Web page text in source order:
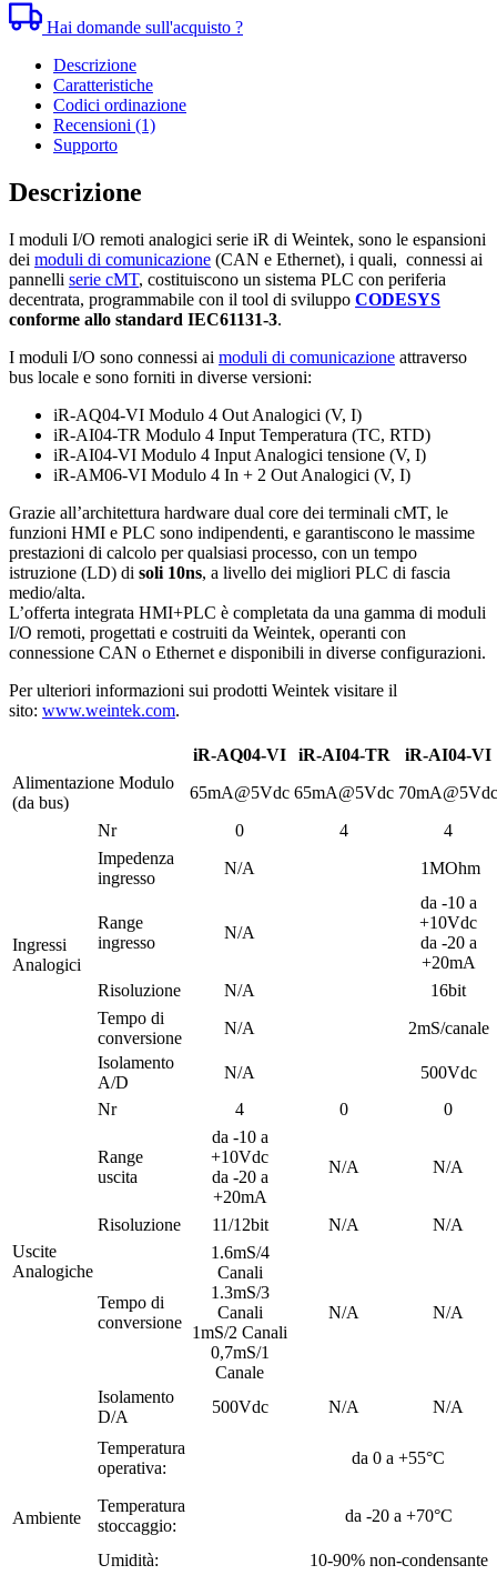
Hai domande sull'acquisto ?
Descrizione
Caratteristiche
Codici ordinazione
Recensioni (1)
Supporto
Descrizione
I moduli I/O remoti analogici serie iR di Weintek, sono le espansioni
dei moduli di comunicazione (CAN e Ethernet), i quali, connessi ai
pannelli serie cMT, costituiscono un sistema PLC con periferia
decentrata, programmabile con il tool di sviluppo CODESYS
conforme allo standard IEC61131-3.
I moduli I/O sono connessi ai moduli di comunicazione attraverso
bus locale e sono forniti in diverse versioni:
iR-AQ04-VI Modulo 4 Out Analogici (V, I)
iR-AI04-TR Modulo 4 Input Temperatura (TC, RTD)
iR-AI04-VI Modulo 4 Input Analogici tensione (V, I)
iR-AM06-VI Modulo 4 In + 2 Out Analogici (V, I)
Grazie all’architettura hardware dual core dei terminali cMT, le
funzioni HMI e PLC sono indipendenti, e garantiscono le massime
prestazioni di calcolo per qualsiasi processo, con un tempo
istruzione (LD) di soli 10ns, a livello dei migliori PLC di fascia
medio/alta.
L’offerta integrata HMI+PLC è completata da una gamma di moduli
I/O remoti, progettati e costruiti da Weintek, operanti con
connessione CAN o Ethernet e disponibili in diverse configurazioni.
Per ulteriori informazioni sui prodotti Weintek visitare il
sito: www.weintek.com.
iR-AQ04-VI iR-AI04-TR
iR-AI04-VI
Alimentazione Modulo
(da bus)
65mA@5Vdc 65mA@5Vdc 70mA@5Vdc
Ingressi
Analogici
Nr 0 4
4
Impedenza
ingresso
N/A 1MOhm
Range
ingresso
N/A
da -10 a
+10Vdc
da -20 a
+20mA
Risoluzione
N/A
16bit
Tempo di
conversione
N/A
2mS/canale
Isolamento
A/D
N/A 500Vdc
Uscite
Analogiche
Nr 4 0 0
Range
uscita
da -10 a
+10Vdc
da -20 a
+20mA
N/A N/A
Risoluzione 11/12bit N/A N/A
Tempo di
conversione
1.6mS/4
Canali
1.3mS/3
Canali
1mS/2 Canali
0,7mS/1
Canale
N/A N/A
Isolamento
D/A
500Vdc N/A N/A
Ambiente
Temperatura
operativa:
da 0 a +55°C
Temperatura
stoccaggio:
da -20 a +70°C
Umidità: 10-90% non-condensante